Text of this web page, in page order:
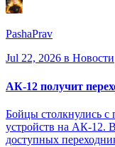
PashaPrav
Jul 22, 2026 в Новости
АК-12 получит
Бойцы столкнулись с
устройств на АК-12.
доступных